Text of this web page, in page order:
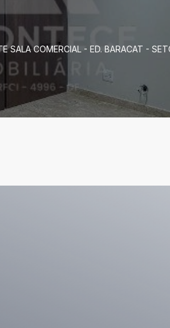
SALA COMERCIAL - ED. BARACAT -